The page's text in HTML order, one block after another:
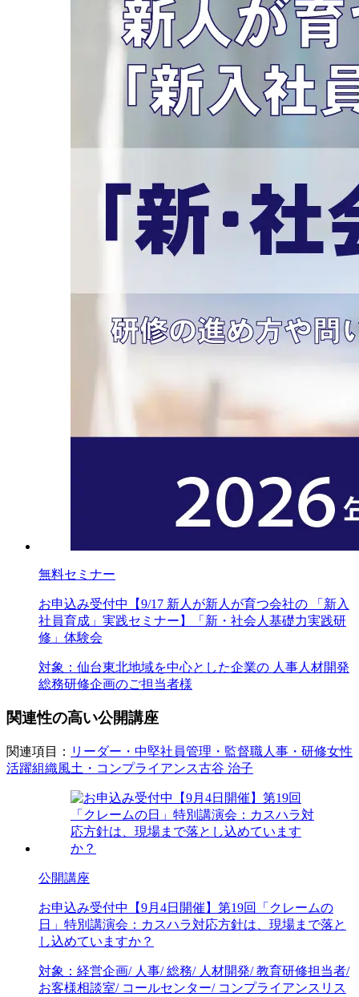
無料セミナー
お申込み受付中
【9/17 新人が新人が育つ会社の 「新入
社員育成」実践セミナー】「新・社会人基礎力実践研
修」体験会
対象： 仙台東北地域を中心とした企業の 人事人材開発
総務研修企画のご担当者様
関連性の高い公開講座
関連項目： リーダー・中堅社員管理・監督職人事・研修女性
活躍組織風土・コンプライアンス古谷 治子
公開講座
お申込み受付中
【9月4日開催】第19回「クレームの
日」特別講演会：カスハラ対応方針は、現場まで落と
し込めていますか？
対象： 経営企画/ 人事/ 総務/ 人材開発/ 教育研修担当者/
お客様相談室/ コールセンター/ コンプライアンス リス